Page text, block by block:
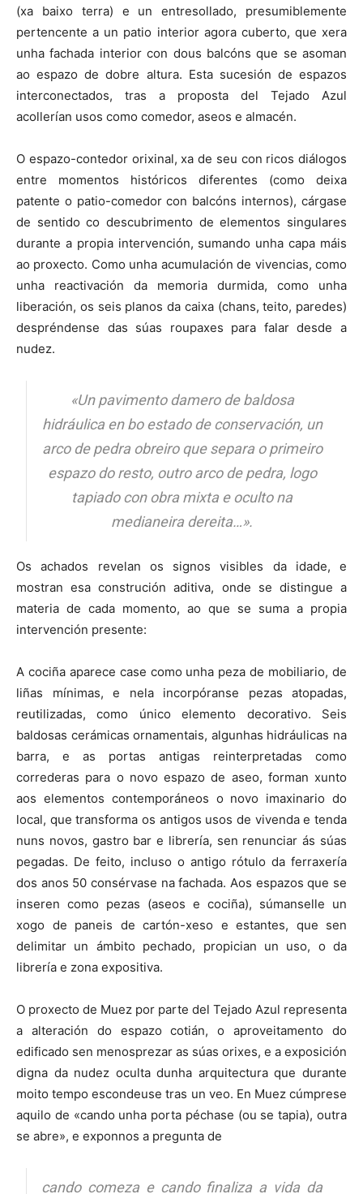
(xa baixo terra) e un entresollado, presumiblemente
pertencente a un patio interior agora cuberto, que xera
unha fachada interior con dous balcóns que se asoman
ao espazo de dobre altura. Esta sucesión de espazos
interconectados, tras a proposta del Tejado Azul
acollerían usos como comedor, aseos e almacén.
O espazo-contedor orixinal, xa de seu con ricos diálogos
entre momentos históricos diferentes (como deixa
patente o patio-comedor con balcóns internos), cárgase
de sentido co descubrimento de elementos singulares
durante a propia intervención, sumando unha capa máis
ao proxecto. Como unha acumulación de vivencias, como
unha reactivación da memoria durmida, como unha
liberación, os seis planos da caixa (chans, teito, paredes)
despréndense das súas roupaxes para falar desde a
nudez.
«Un pavimento damero de baldosa
hidráulica en bo estado de conservación, un
arco de pedra obreiro que separa o primeiro
espazo do resto, outro arco de pedra, logo
tapiado con obra mixta e oculto na
medianeira dereita…».
Os achados revelan os signos visibles da idade, e
mostran esa construción aditiva, onde se distingue a
materia de cada momento, ao que se suma a propia
intervención presente:
A cociña aparece case como unha peza de mobiliario, de
liñas mínimas, e nela incorpóranse pezas atopadas,
reutilizadas, como único elemento decorativo. Seis
baldosas cerámicas ornamentais, algunhas hidráulicas na
barra, e as portas antigas reinterpretadas como
correderas para o novo espazo de aseo, forman xunto
aos elementos contemporáneos o novo imaxinario do
local, que transforma os antigos usos de vivenda e tenda
nuns novos, gastro bar e librería, sen renunciar ás súas
pegadas. De feito, incluso o antigo rótulo da ferraxería
dos anos 50 consérvase na fachada. Aos espazos que se
inseren como pezas (aseos e cociña), súmanselle un
xogo de paneis de cartón-xeso e estantes, que sen
delimitar un ámbito pechado, propician un uso, o da
librería e zona expositiva.
O proxecto de Muez por parte del Tejado Azul representa
a alteración do espazo cotián, o aproveitamento do
edificado sen menosprezar as súas orixes, e a exposición
digna da nudez oculta dunha arquitectura que durante
moito tempo escondeuse tras un veo. En Muez cúmprese
aquilo de «cando unha porta péchase (ou se tapia), outra
se abre», e exponnos a pregunta de
cando comeza e cando finaliza a vida da